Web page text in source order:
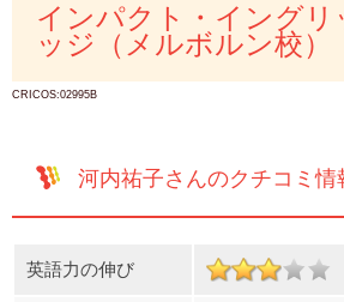
インパクト・イングリ
ッジ（メルボルン校）
CRICOS:02995B
河内祐子さんのクチコミ情
英語力の伸び